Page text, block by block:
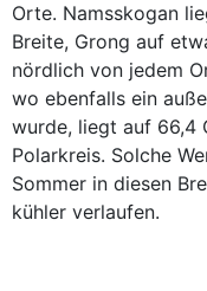
Orte. Namsskogan
Breite, Grong auf
nördlich von jedem
wo ebenfalls ein
wurde, liegt auf 66,4
Polarkreis. Solche
Sommer in diesen
kühler verlaufen.